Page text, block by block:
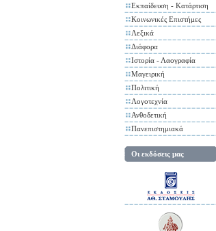
Εκπαίδευση - Κατάρτιση
Κοινωνικές Επιστήμες
Λεξικά
Διάφορα
Ιστορία - Λαογραφία
Μαγειρική
Πολιτική
Λογοτεχνία
Ανθοδετική
Πανεπιστημιακά
Οι εκδόσεις μας